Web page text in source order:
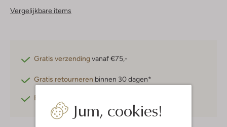
Jum, cookies!
Vergelijkbare items
Gratis verzendingvanaf €75,-
Gratis retourneren binnen 30 dagen*
Betaal achteraf